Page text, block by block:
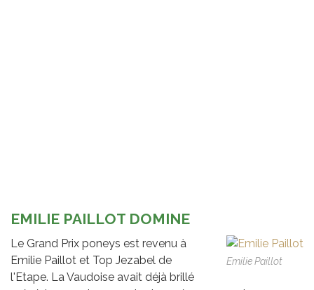
EMILIE PAILLOT DOMINE
Emilie Paillot
Le Grand Prix poneys est revenu à
Emilie Paillot et Top Jezabel de
l'Etape. La Vaudoise avait déjà brillé